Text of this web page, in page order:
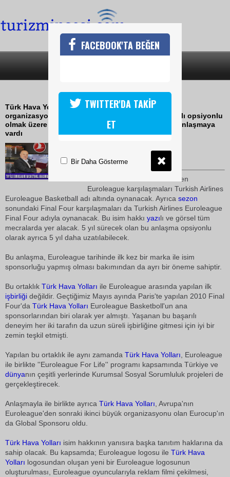
THY,EUROLEAGUE İLE ANLAŞTI
Türk Hava Yolları, Avrupa'nın en büyük basketbol
organizasyonu olan Euroleague Basketboll ile 5 yılı opsiyonlu
olmak üzere 10 yıllık isim hakkı sponsorluğu için anlaşmaya
vardı
TURİZMİN SESİ
dan itibaren
Euroleague karşılaşmaları Turkish Airlines
Euroleague Basketball adı altında oynanacak. Ayrıca sezon
sonundaki Final Four karşılaşmaları da Turkish Airlines Euroleague
Final Four adıyla oynanacak. Bu isim hakkı yazılı ve görsel tüm
mecralarda yer alacak. 5 yıl sürecek olan bu anlaşma opsiyonlu
olarak ayrıca 5 yıl daha uzatılabilecek.
Bu anlaşma, Euroleague tarihinde ilk kez bir marka ile isim
sponsorluğu yapmış olması bakımından da ayrı bir öneme sahiptir.
Bu ortaklık Türk Hava Yolları ile Euroleague arasında yapılan ilk
işbirliği değildir. Geçtiğimiz Mayıs ayında Paris'te yapılan 2010 Final
Four'da Türk Hava Yolları Euroleague Basketboll'un ana
sponsorlarından biri olarak yer almıştı. Yaşanan bu başarılı
deneyim her iki tarafın da uzun süreli işbirliğine gitmesi için iyi bir
zemin teşkil etmişti.
Yapılan bu ortaklık ile aynı zamanda Türk Hava Yolları , Euroleague
ile birlikte ''Euroleague For Life'' programı kapsamında Türkiye ve
dünyanın çeşitli yerlerinde Kurumsal Sosyal Sorumluluk projeleri de
gerçekleştirecek.
Anlaşmayla ile birlikte ayrıca Türk Hava Yolları , Avrupa'nın
Euroleague'den sonraki ikinci büyük organizasyonu olan Eurocup'ın
da Global Sponsoru oldu.
Türk Hava Yolları isim hakkının yanısıra başka tanıtım haklarına da
sahip olacak. Bu kapsamda; Euroleague logosu ile Türk Hava
Yolları logosundan oluşan yeni bir Euroleague logosunun
oluşturulması, Euroleague oyuncularıyla reklam filmi çekilmesi,
FACEBOOK'TA BEĞEN
TWITTER'DA TAKİP
ET
Bir Daha Gösterme